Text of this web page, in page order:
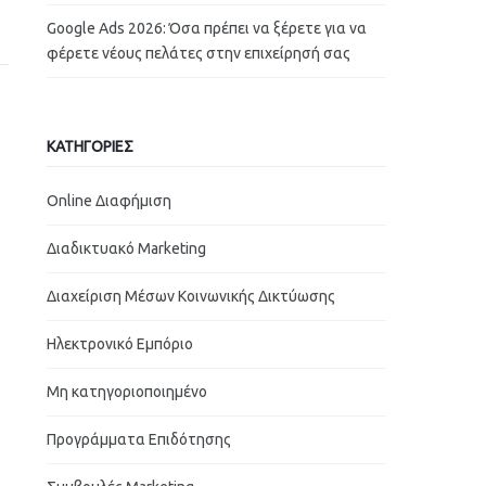
Google Ads 2026: Όσα πρέπει να ξέρετε για να
φέρετε νέους πελάτες στην επιχείρησή σας
ΚΑΤΗΓΟΡΙΕΣ
Online Διαφήμιση
Διαδικτυακό Marketing
Διαχείριση Μέσων Κοινωνικής Δικτύωσης
Ηλεκτρονικό Εμπόριο
Μη κατηγοριοποιημένο
Προγράμματα Επιδότησης